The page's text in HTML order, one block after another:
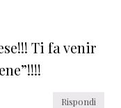
Ti fa venir
Rispondi